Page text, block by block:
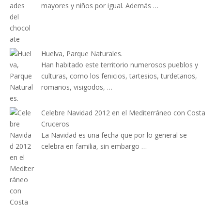
mayores y niños por igual. Además …
Huelva, Parque Naturales.
Han habitado este territorio numerosos pueblos y
culturas, como los fenicios, tartesios, turdetanos,
romanos, visigodos, …
Celebre Navidad 2012 en el Mediterráneo con Costa
Cruceros
La Navidad es una fecha que por lo general se
celebra en familia, sin embargo …